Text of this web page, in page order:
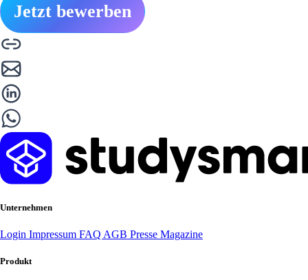
Jetzt bewerben
Unternehmen
Login Impressum FAQ AGB Presse Magazine
Produkt